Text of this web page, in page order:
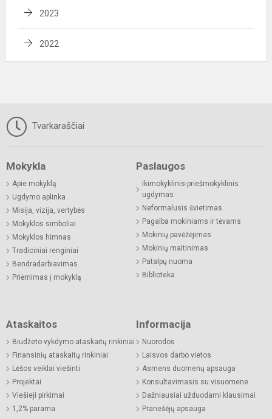
2023
2022
Tvarkaraščiai
Mokykla
Apie mokyklą
Ugdymo aplinka
Misija, vizija, vertybės
Mokyklos simboliai
Mokyklos himnas
Tradiciniai renginiai
Bendradarbiavimas
Priėmimas į mokyklą
Paslaugos
Ikimokyklinis-priešmokyklinis
ugdymas
Neformalusis švietimas
Pagalba mokiniams ir tėvams
Mokinių pavėžėjimas
Mokinių maitinimas
Patalpų nuoma
Biblioteka
Ataskaitos
Biudžeto vykdymo ataskaitų rinkiniai
Finansinių ataskaitų rinkiniai
Lėšos veiklai viešinti
Projektai
Viešieji pirkimai
1,2% parama
Informacija
Nuorodos
Laisvos darbo vietos
Asmens duomenų apsauga
Konsultavimasis su visuomene
Dažniausiai užduodami klausimai
Pranešėjų apsauga